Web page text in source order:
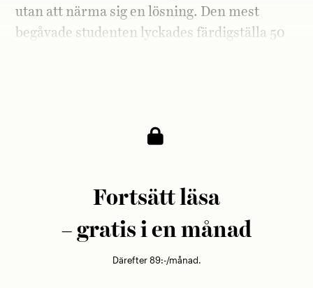
utan att närma sig en lösning. Den mest
begåvade studenten lyckades färdigställa 50
Fortsätt läsa
– gratis i en månad
Därefter 89:-/månad.